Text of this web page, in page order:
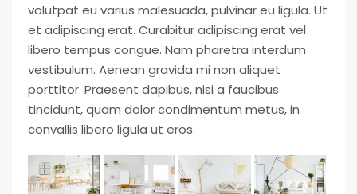
volutpat eu varius malesuada, pulvinar eu ligula. Ut
et adipiscing erat. Curabitur adipiscing erat vel
libero tempus congue. Nam pharetra interdum
vestibulum. Aenean gravida mi non aliquet
porttitor. Praesent dapibus, nisi a faucibus
tincidunt, quam dolor condimentum metus, in
convallis libero ligula ut eros.